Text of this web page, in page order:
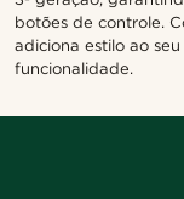
botões de controle.
adiciona estilo ao
funcionalidade.